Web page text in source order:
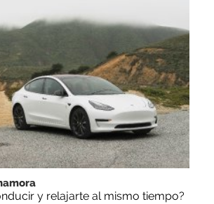
y relajarte al mismo tiempo?